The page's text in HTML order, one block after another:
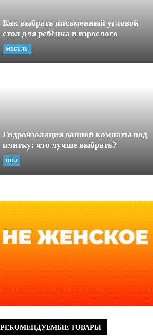
Как выбрать письменный угловой
стол для ребёнка и взрослого
МЕБЕЛЬ
Гидроизоляция ванной комнаты под
плитку: что лучше выбрать?
ПОЛ
РЕКОМЕНДУЕМЫЕ ТОВАРЫ